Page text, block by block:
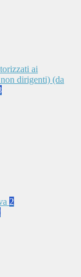
ai
dirigenti) (da
2